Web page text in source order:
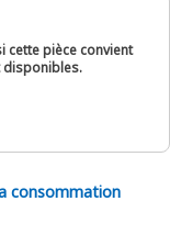
cette pièce convient
disponibles.
consommation